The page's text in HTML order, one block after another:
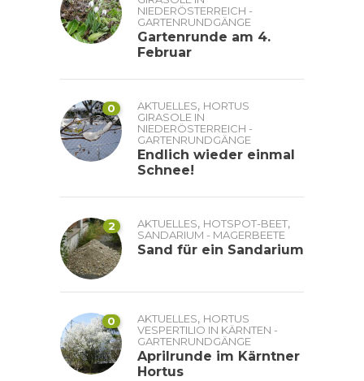
NIEDERÖSTERREICH -
GARTENRUNDGÄNGE
Gartenrunde am 4.
Februar
0 AKTUELLES, HORTUS
GIRASOLE IN
NIEDERÖSTERREICH -
GARTENRUNDGÄNGE
Endlich wieder einmal
Schnee!
2 AKTUELLES, HOTSPOT-BEET,
SANDARIUM - MAGERBEETE
Sand für ein Sandarium
0 AKTUELLES, HORTUS
VESPERTILIO IN KÄRNTEN -
GARTENRUNDGÄNGE
Aprilrunde im Kärntner
Hortus